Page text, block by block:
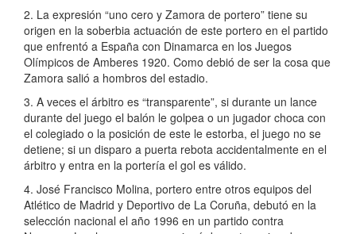
2. La expresión “uno cero y Zamora de portero” tiene su
origen en la soberbia actuación de este portero en el partido
que enfrentó a España con Dinamarca en los Juegos
Olímpicos de Amberes 1920. Como debió de ser la cosa que
Zamora salió a hombros del estadio.
3. A veces el árbitro es “transparente”, si durante un lance
durante del juego el balón le golpea o un jugador choca con
el colegiado o la posición de este le estorba, el juego no se
detiene; si un disparo a puerta rebota accidentalmente en el
árbitro y entra en la portería el gol es válido.
4. José Francisco Molina, portero entre otros equipos del
Atlético de Madrid y Deportivo de La Coruña, debutó en la
selección nacional el año 1996 en un partido contra